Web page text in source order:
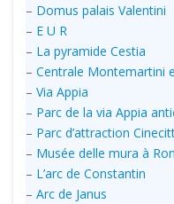
– Domus palais Valentini
– E U R
– La pyramide Cestia
– Centrale Montemartini
– Via Appia
– Parc de la via Appia
– Parc d’attraction
– Musée delle mura à
– L’arc de Constantin
– Arc de Janus